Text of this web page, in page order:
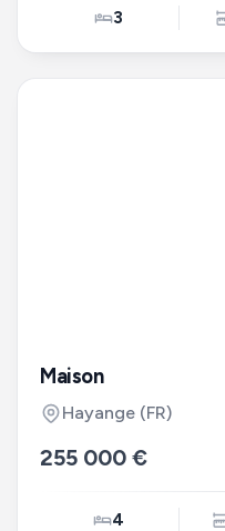
3
Maison
Hayange (FR)
255 000 €
4